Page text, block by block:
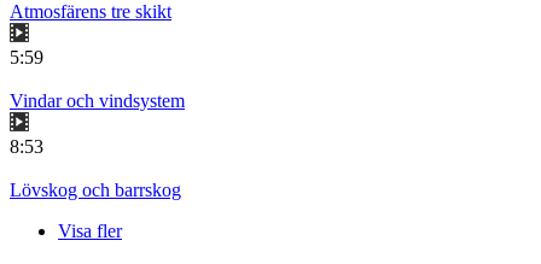
Atmosfärens tre skikt
5:59
Vindar och vindsystem
8:53
Lövskog och barrskog
Visa fler